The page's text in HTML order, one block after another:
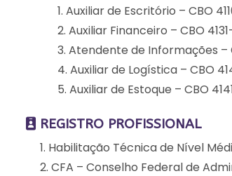
Auxiliar de Escritório – CBO
Auxiliar Financeiro – CBO
Atendente de Informações –
Auxiliar de Logística – CBO
Auxiliar de Estoque – CBO
REGISTRO PROFISSIONAL
Habilitação Técnica de Nível
CFA – Conselho Federal de